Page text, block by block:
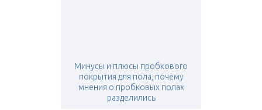
Минусы и плюсы пробкового
покрытия для пола, почему
мнения о пробковых полах
разделились